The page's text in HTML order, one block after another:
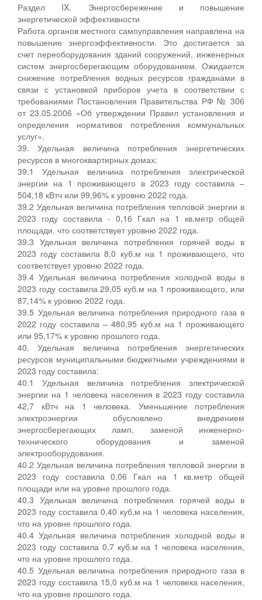
Раздел IX. Энергосбережение и повышение
энергетической эффективности
Работа органов местного самоуправления направлена на
повышение энергоэффективности. Это достигается за
счет переоборудования зданий сооружений, инженерных
систем энергосберегающим оборудованием. Ожидается
снижение потребления водных ресурсов гражданами в
связи с установкой приборов учета в соответствии с
требованиями Постановления Правительства РФ № 306
от 23.05.2006 «Об утверждении Правил установления и
определения нормативов потребления коммунальных
услуг».
39. Удельная величина потребления энергетических
ресурсов в многоквартирных домах:
39.1 Удельная величина потребления электрической
энергии на 1 проживающего в 2023 году составила –
504,18 кВтч или 99,96% к уровню 2022 года.
39.2 Удельная величина потребления тепловой энергии в
2023 году составила - 0,16 Гкал на 1 кв.метр общей
площади, что соответствует уровню 2022 года.
39.3 Удельная величина потребления горячей воды в
2023 году составила 8,0 куб.м на 1 проживающего, что
соответствует уровню 2022 года.
39.4 Удельная величина потребления холодной воды в
2023 году составила 29,05 куб.м на 1 проживающего, или
87,14% к уровню 2022 года.
39.5 Удельная величина потребления природного газа в
2022 году составила – 480,95 куб.м на 1 проживающего
или 95,17% к уровню прошлого года.
40. Удельная величина потребления энергетических
ресурсов муниципальными бюджетными учреждениями в
2023 году составила:
40.1 Удельная величина потребления электрической
энергии на 1 человека населения в 2023 году составила
42,7 кВтч на 1 человека. Уменьшение потребления
электроэнергии обусловлено внедрением
энергосберегающих ламп, заменой инженерно-
технического оборудования и заменой
электрооборудования.
40.2 Удельная величина потребления тепловой энергии в
2023 году составила 0,06 Гкал на 1 кв.метр общей
площади или на уровне прошлого года.
40.3 Удельная величина потребления горячей воды в
2023 году составила 0,40 куб.м на 1 человека населения,
что на уровне прошлого года.
40.4 Удельная величина потребления холодной воды в
2023 году составила 0,7 куб.м на 1 человека населения,
что на уровне прошлого года.
40.5 Удельная величина потребления природного газа в
2023 году составила 15,0 куб.м на 1 человека населения,
что на уровне прошлого года.